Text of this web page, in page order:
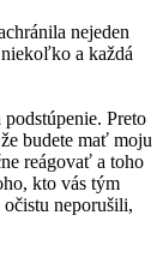
nejeden
a každá
Preto
budete mať moju
reágovať a toho
kto vás tým
neporušili,